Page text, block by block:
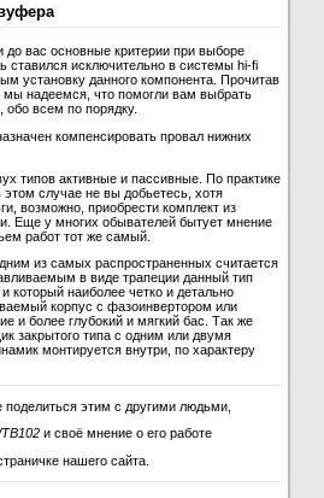
вас основные критерии при выборе
ставился исключительно в системы hi-fi
установку данного компонента. Прочитав
надеемся, что помогли вам выбрать
обо всем по порядку.
компенсировать провал нижних
типов активные и пассивные. По практике
случае не вы добьетесь, хотя
возможно, приобрести комплект из
Еще у многих обывателей бытует мнение
работ тот же самый.
из самых распространенных считается
в виде трапеции данный тип
который наиболее четко и детально
корпус с фазоинвертором или
и более глубокий и мягкий бас. Так же
закрытого типа с одним или двумя
монтируется внутри, по характеру
этим с другими людьми,
и своё мнение о его работе
нашего сайта.